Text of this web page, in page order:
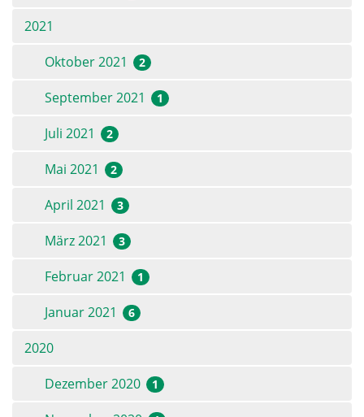
2021
Oktober 2021
2
September 2021 1
Juli 2021 2
Mai 2021 2
April 2021 3
März 2021 3
Februar 2021 1
Januar 2021 6
2020
Dezember 2020
1